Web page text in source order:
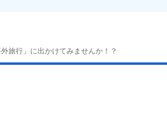
旅行」に出かけてみませんか！？